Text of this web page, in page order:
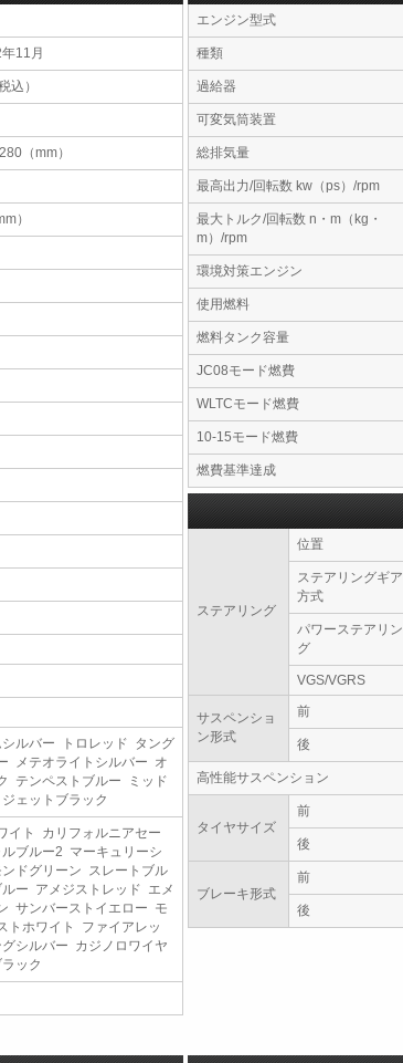
11月
込）
（mm）
）
シルバー トロレッド タング
メテオライトシルバー オ
テンペストブルー ミッド
ェットブラック
イト カリフォルニアセー
ブルー2 マーキュリーシ
ドグリーン スレートブル
ー アメジストレッド エメ
サンバーストイエロー モ
トホワイト ファイアレッ
シルバー カジノロワイヤ
ック
エンジン型式
種類
過給器
可変気筒装置
総排気量
最高出力/回転数 kw（ps）/rpm
最大トルク/回転数 n・m（kg・
m）/rpm
環境対策エンジン
使用燃料
燃料タンク容量
JC08モード燃費
WLTCモード燃費
10-15モード燃費
燃費基準達成
ステアリング
位置
ステアリングギア
方式
パワーステアリン
グ
VGS/VGRS
サスペンショ
ン形式
前
後
高性能サスペンション
タイヤサイズ
前
後
ブレーキ形式
前
後